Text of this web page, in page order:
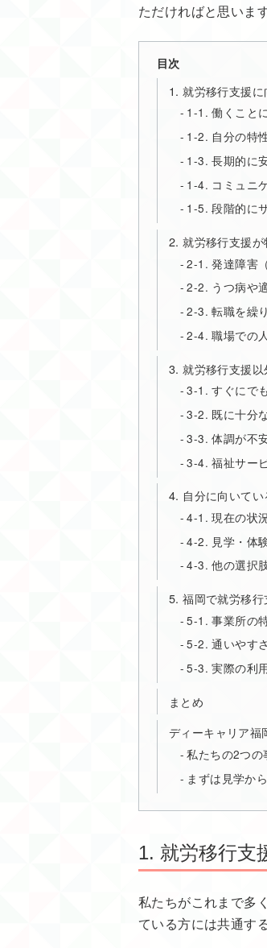
ただければと思います
目次
1. 就労移行支援
1-1. 働くこと
1-2. 自分の特
1-3. 長期的に
1-4. コミュニ
1-5. 段階的に
2. 就労移行支援
2-1. 発達障害
2-2. うつ病や
2-3. 転職を繰
2-4. 職場での
3. 就労移行支援以
3-1. すぐにで
3-2. 既に十分
3-3. 体調が不
3-4. 福祉サー
4. 自分に向いて
4-1. 現在の状
4-2. 見学・体
4-3. 他の選択
5. 福岡で就労移
5-1. 事業所の
5-2. 通いやす
5-3. 実際の利
まとめ
ディーキャリア福
私たちの2つの
まずは見学か
1. 就労移行支
私たちがこれまで多
ている方には共通す